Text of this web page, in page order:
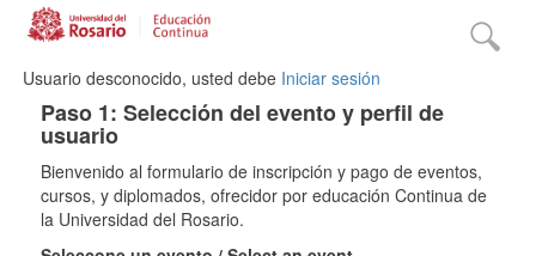
Usuario desconocido, usted debe Iniciar sesión
Paso 1: Selección del evento y perfil de
usuario
Bienvenido al formulario de inscripción y pago de eventos,
cursos, y diplomados, ofrecidor por educación Continua de
la Universidad del Rosario.